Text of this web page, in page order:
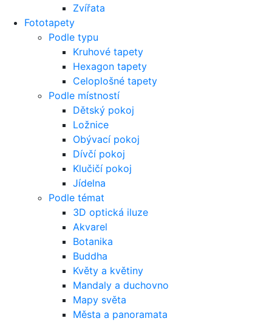
Zvířata
Fototapety
Podle typu
Kruhové tapety
Hexagon tapety
Celoplošné tapety
Podle místností
Dětský pokoj
Ložnice
Obývací pokoj
Dívčí pokoj
Klučičí pokoj
Jídelna
Podle témat
3D optická iluze
Akvarel
Botanika
Buddha
Květy a květiny
Mandaly a duchovno
Mapy světa
Města a panoramata